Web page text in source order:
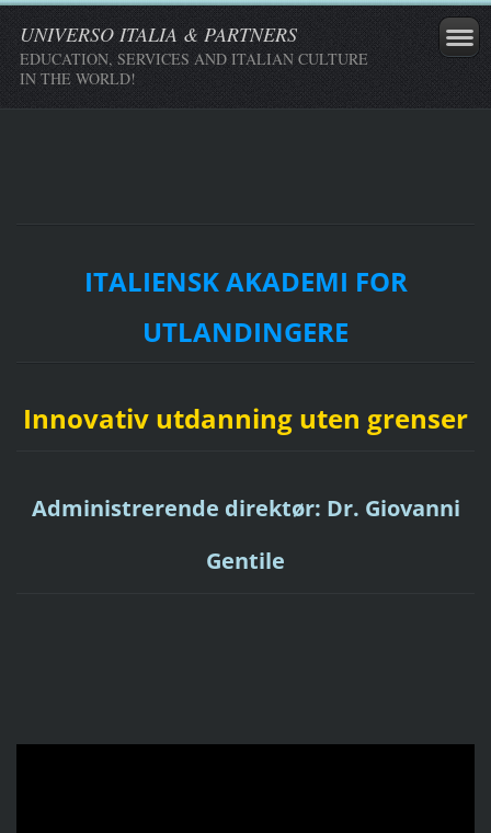
UNIVERSO ITALIA & PARTNERS
EDUCATION, SERVICES AND ITALIAN CULTURE
IN THE WORLD!
ITALIENSK AKADEMI FOR
UTLANDINGERE
Innovativ utdanning uten grenser
Administrerende direktør: Dr. Giovanni
Gentile